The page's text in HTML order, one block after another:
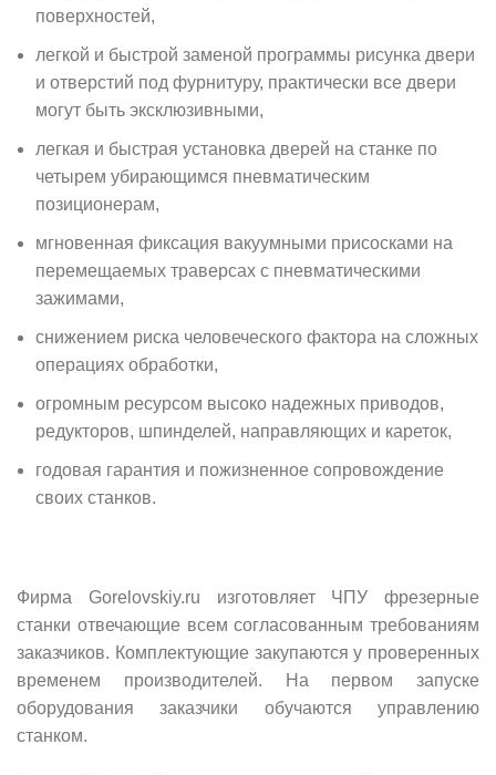
поверхностей,
легкой и быстрой заменой программы рисунка двери
и отверстий под фурнитуру, практически все двери
могут быть эксклюзивными,
легкая и быстрая установка дверей на станке по
четырем убирающимся пневматическим
позиционерам,
мгновенная фиксация вакуумными присосками на
перемещаемых траверсах с пневматическими
зажимами,
снижением риска человеческого фактора на сложных
операциях обработки,
огромным ресурсом высоко надежных приводов,
редукторов, шпинделей, направляющих и кареток,
годовая гарантия и пожизненное сопровождение
своих станков.
Фирма Gorelovskiy.ru изготовляет ЧПУ фрезерные
станки отвечающие всем согласованным требованиям
заказчиков. Комплектующие закупаются у проверенных
временем производителей. На первом запуске
оборудования заказчики обучаются управлению
станком.